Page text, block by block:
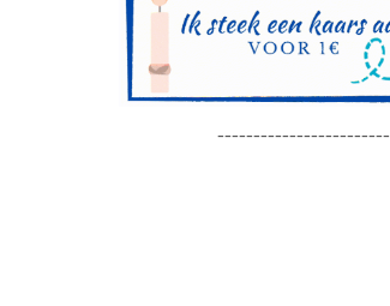
------------------------